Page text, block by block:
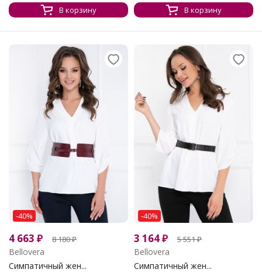
В корзину
В корзину
-40%
4 663 ₽ 8 180₽
Bellovera
Симпатичный жен...
-40%
3 164₽ 5 551₽
Bellovera
Симпатичный жен...